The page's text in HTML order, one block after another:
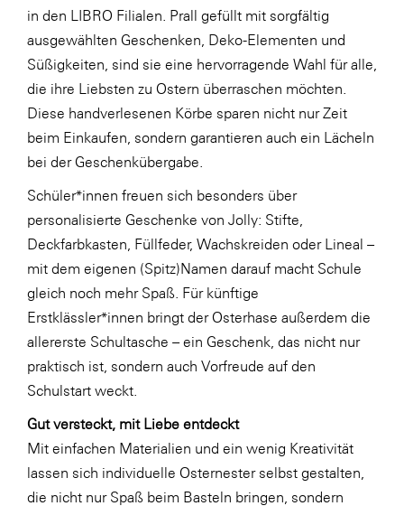
sebamed
SeneCura
SERVICE&MORE
SKINUANCE®
Somfy
Sony DADC
SPIEGLTEC
STIHL Tirol
Trend Micro
TAG GmbH
VALETTA
Verband Druck Medien Österreich
Wirtschaftskammer Salzburg
WKS Fachgruppe Fahrzeughandel und
Fahrzeugtechnik
WKS Fachgruppe Finanzdienstleister
in den LIBRO Filialen. Prall gefüllt mit sorgfältig
ausgewählten Geschenken, Deko-Elementen und
Süßigkeiten, sind sie eine hervorragende Wahl für alle,
die ihre Liebsten zu Ostern überraschen möchten.
Diese handverlesenen Körbe sparen nicht nur Zeit
beim Einkaufen, sondern garantieren auch ein Lächeln
bei der Geschenkübergabe.
Schüler*innen freuen sich besonders über
personalisierte Geschenke von Jolly: Stifte,
Deckfarbkasten, Füllfeder, Wachskreiden oder Lineal –
mit dem eigenen (Spitz)Namen darauf macht Schule
gleich noch mehr Spaß. Für künftige
Erstklässler*innen bringt der Osterhase außerdem die
allererste Schultasche – ein Geschenk, das nicht nur
praktisch ist, sondern auch Vorfreude auf den
Schulstart weckt.
Gut versteckt, mit Liebe entdeckt
Mit einfachen Materialien und ein wenig Kreativität
lassen sich individuelle Osternester selbst gestalten,
die nicht nur Spaß beim Basteln bringen, sondern